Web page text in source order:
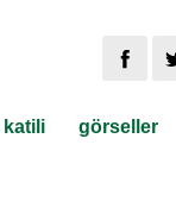
katili görseller